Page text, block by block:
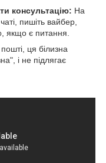
консультацію: На
пишіть вайбер,
якщо є питання.
ця білизна
і не підлягає